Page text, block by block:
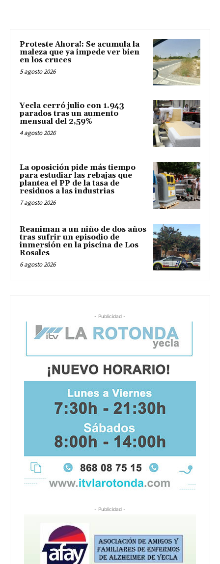
Proteste Ahora!: Se acumula la
maleza que ya impede ver bien
en los cruces
5 agosto 2026
Yecla cerró julio con 1.943
parados tras un aumento
mensual del 2,59%
4 agosto 2026
La oposición pide más tiempo
para estudiar las rebajas que
plantea el PP de la tasa de
residuos a las industrias
7 agosto 2026
Reaniman a un niño de dos años
tras sufrir un episodio de
inmersión en la piscina de Los
Rosales
6 agosto 2026
- Publicidad -
- Publicidad -